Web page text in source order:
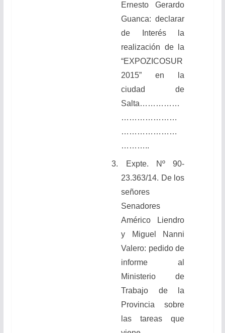
Ernesto Gerardo
Guanca: declarar
de Interés la
realización de la
“EXPOZICOSUR
2015” en la
ciudad de
Salta……………
…………………
…………………
………..
3. Expte. Nº 90-
23.363/14. De los
señores
Senadores
Américo Liendro
y Miguel Nanni
Valero: pedido de
informe al
Ministerio de
Trabajo de la
Provincia sobre
las tareas que